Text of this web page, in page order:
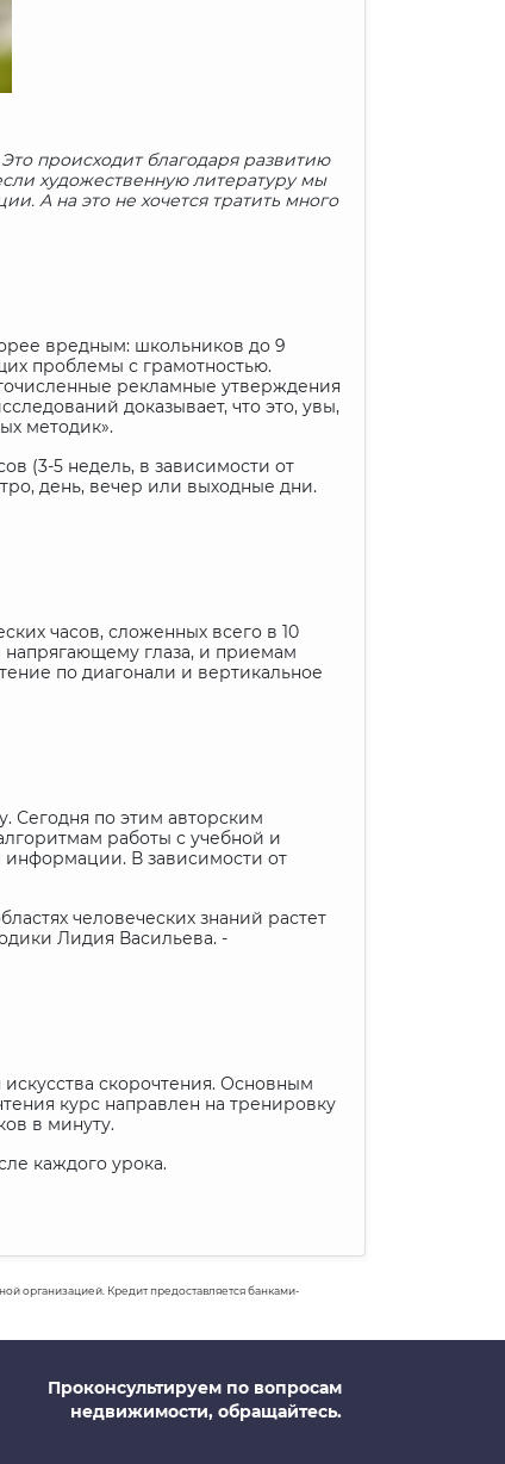
происходит благодаря развитию
художественную литературу мы
А на это не хочется тратить много
вредным: школьников до 9
проблемы с грамотностью.
рекламные утверждения
доказывает, что это, увы,
методик».
(3-5 недель, в зависимости от
день, вечер или выходные дни.
часов, сложенных всего в 10
напрягающему глаза, и приемам
по диагонали и вертикальное
Сегодня по этим авторским
работы с учебной и
информации. В зависимости от
человеческих знаний растет
Лидия Васильева. -
скорочтения. Основным
курс направлен на тренировку
в минуту.
каждого урока.
организацией. Кредит предоставляется банками-
Проконсультируем по вопросам
недвижимости, обращайтесь.